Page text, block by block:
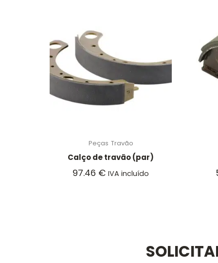
Peças Travão
Calço de travão (par)
97.46 € IVA incluído